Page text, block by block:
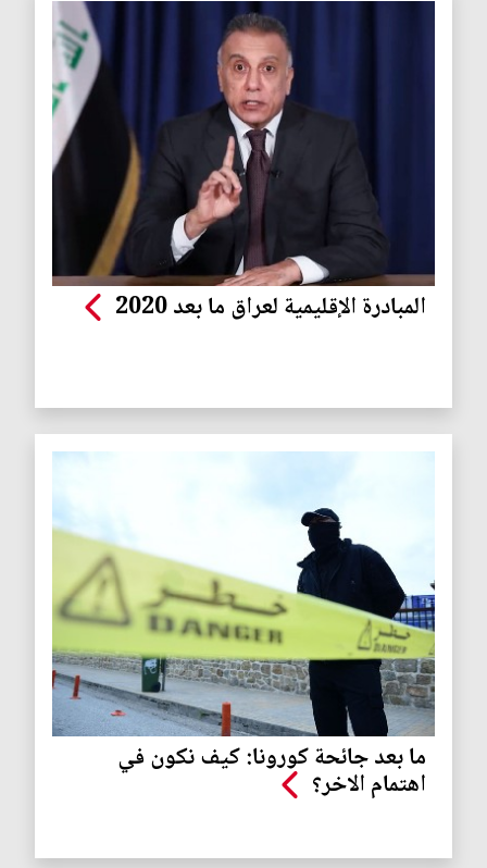
المبادرة الإقليمية لعراق ما بعد 2020
ما بعد جائحة كورونا: كيف نكون في
اهتمام الاخر؟